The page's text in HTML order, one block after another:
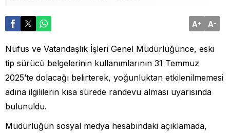
A+ A-
Nüfus ve Vatandaşlık İşleri Genel Müdürlüğünce, eski
tip sürücü belgelerinin kullanımlarının 31 Temmuz
2025’te dolacağı belirterek, yoğunluktan etkilenilmemesi
adına ilgililerin kısa sürede randevu alması uyarısında
bulunuldu.
Müdürlüğün sosyal medya hesabındaki açıklamada,